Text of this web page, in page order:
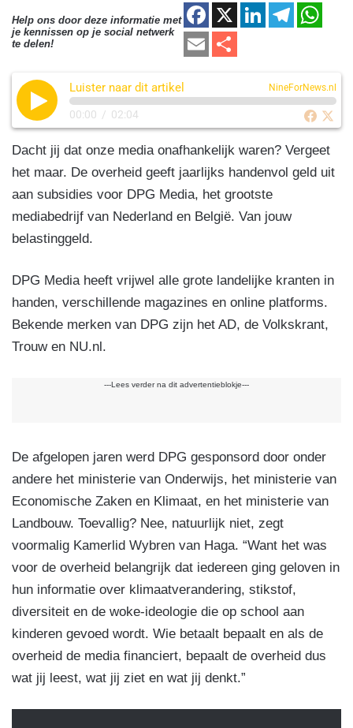
Help ons door deze informatie met
je kennissen op je social netwerk
te delen!
F
a
c
e
o
o
k
X
Li
e
n
T
gr
a
m
s
A
p
p
E
aile
Luister naar dit artikel NineForNews.nl
00:00 / 02:04
Dacht jij dat onze media onafhankelijk waren? Vergeet
het maar. De overheid geeft jaarlijks handenvol geld uit
aan subsidies voor DPG Media, het grootste
mediabedrijf van Nederland en België. Van jouw
belastinggeld.
DPG Media heeft vrijwel alle grote landelijke kranten in
handen, verschillende magazines en online platforms.
Bekende merken van DPG zijn het AD, de Volkskrant,
Trouw en NU.nl.
---Lees verder na dit advertentieblokje---
De afgelopen jaren werd DPG gesponsord door onder
andere het ministerie van Onderwijs, het ministerie van
Economische Zaken en Klimaat, en het ministerie van
Landbouw. Toevallig? Nee, natuurlijk niet, zegt
voormalig Kamerlid Wybren van Haga. “Want het was
voor de overheid belangrijk dat iedereen ging geloven in
hun informatie over klimaatverandering, stikstof,
diversiteit en de woke-ideologie die op school aan
kinderen gevoed wordt. Wie betaalt bepaalt en als de
overheid de media financiert, bepaalt de overheid dus
wat jij leest, wat jij ziet en wat jij denkt.”